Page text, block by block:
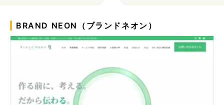
BRAND NEON（ブランドネオン）